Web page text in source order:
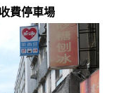
收費停車場